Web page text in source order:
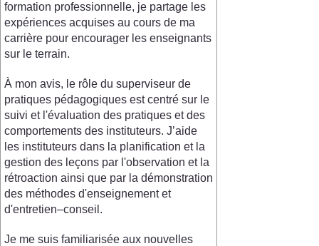
formation professionnelle, je partage les
expériences acquises au cours de ma
carrière pour encourager les enseignants
sur le terrain.
À mon avis, le rôle du superviseur de
pratiques pédagogiques est centré sur le
suivi et l'évaluation des pratiques et des
comportements des instituteurs. J’aide
les instituteurs dans la planification et la
gestion des leçons par l'observation et la
rétroaction ainsi que par la démonstration
des méthodes d'enseignement et
d'entretien–conseil.
Je me suis familiarisée aux nouvelles